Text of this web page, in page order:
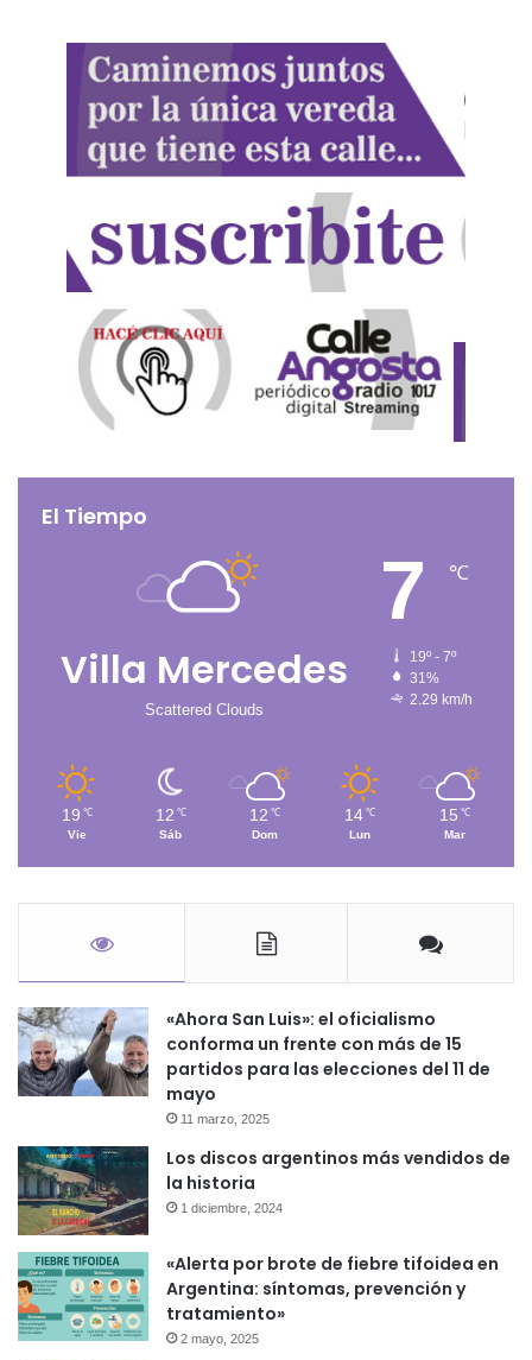
El Tiempo
Villa Mercedes
Scattered Clouds
7 ℃
19º - 7º
31%
2.29 km/h
19 ℃
Vie
12 ℃
Sáb
12 ℃
Dom
14 ℃
Lun
15 ℃
Mar
«Ahora San Luis»: el oficialismo
conforma un frente con más de 15
partidos para las elecciones del 11 de
mayo
11 marzo, 2025
Los discos argentinos más vendidos de
la historia
1 diciembre, 2024
«Alerta por brote de fiebre tifoidea en
Argentina: síntomas, prevención y
tratamiento»
2 mayo, 2025